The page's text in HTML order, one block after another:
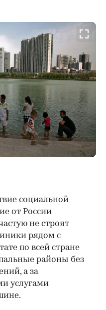
социальной
от России
не строят
рядом с
по всей стране
районы без
а за
услугами